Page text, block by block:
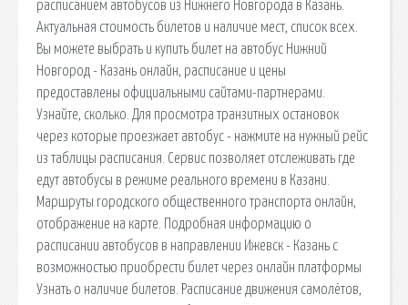
расписанием автобусов из Нижнего Новгорода в Казань.
Актуальная стоимость билетов и наличие мест, список всех.
Вы можете выбрать и купить билет на автобус Нижний
Новгород - Казань онлайн, расписание и цены
предоставлены официальными сайтами-партнерами.
Узнайте, сколько. Для просмотра транзитных остановок
через которые проезжает автобус - нажмите на нужный рейс
из таблицы расписания. Сервис позволяет отслеживать где
едут автобусы в режиме реального времени в Казани.
Маршруты городского общественного транспорта онлайн,
отображение на карте. Подробная информацию о
расписании автобусов в направлении Ижевск - Казань с
возможностью приобрести билет через онлайн платформы
Узнать о наличие билетов. Расписание движения самолётов,